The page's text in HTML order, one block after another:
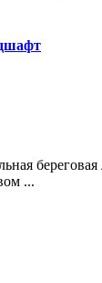
...